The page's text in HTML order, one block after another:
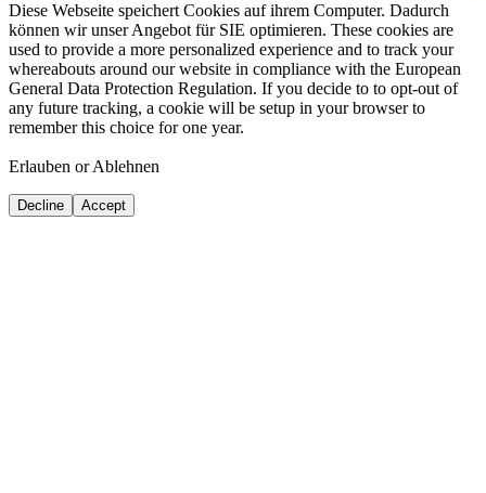
Diese Webseite speichert Cookies auf ihrem Computer. Dadurch
können wir unser Angebot für SIE optimieren. These cookies are
used to provide a more personalized experience and to track your
whereabouts around our website in compliance with the European
General Data Protection Regulation. If you decide to to opt-out of
any future tracking, a cookie will be setup in your browser to
remember this choice for one year.
Erlauben or Ablehnen
Decline Accept